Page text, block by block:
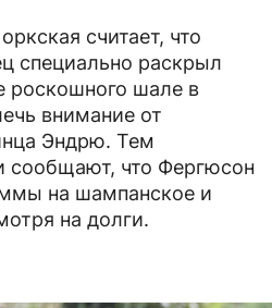
считает, что
специально раскрыл
роскошного шале в
внимание от
Эндрю. Тем
сообщают, что Фергюсон
на шампанское и
на долги.